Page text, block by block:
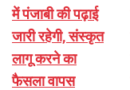
में पंजाबी की पढ़ाई
जारी रहेगी, संस्कृत
लागू करने का
फैसला वापस